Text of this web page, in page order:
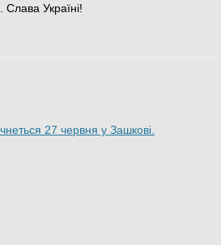
Слава Україні!
27 червня у Зашкові.